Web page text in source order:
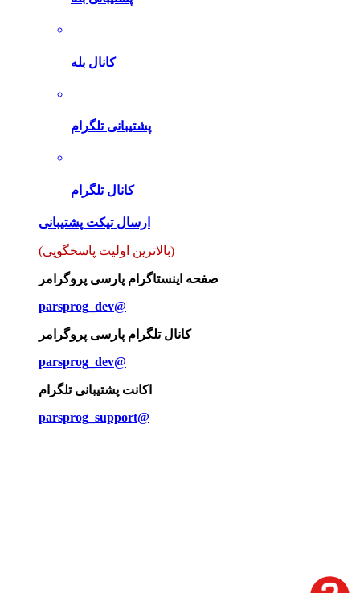
کانال بله
پشتیبانی تلگرام
کانال تلگرام
ارسال تیکت پشتیبانی
(بالاترین اولیت پاسخگویی)
صفحه اینستاگرام پارسی پروگرامر
parsprog_dev@
کانال تلگرام پارسی پروگرامر
parsprog_dev@
اکانت پشتیبانی تلگرام
parsprog_support@